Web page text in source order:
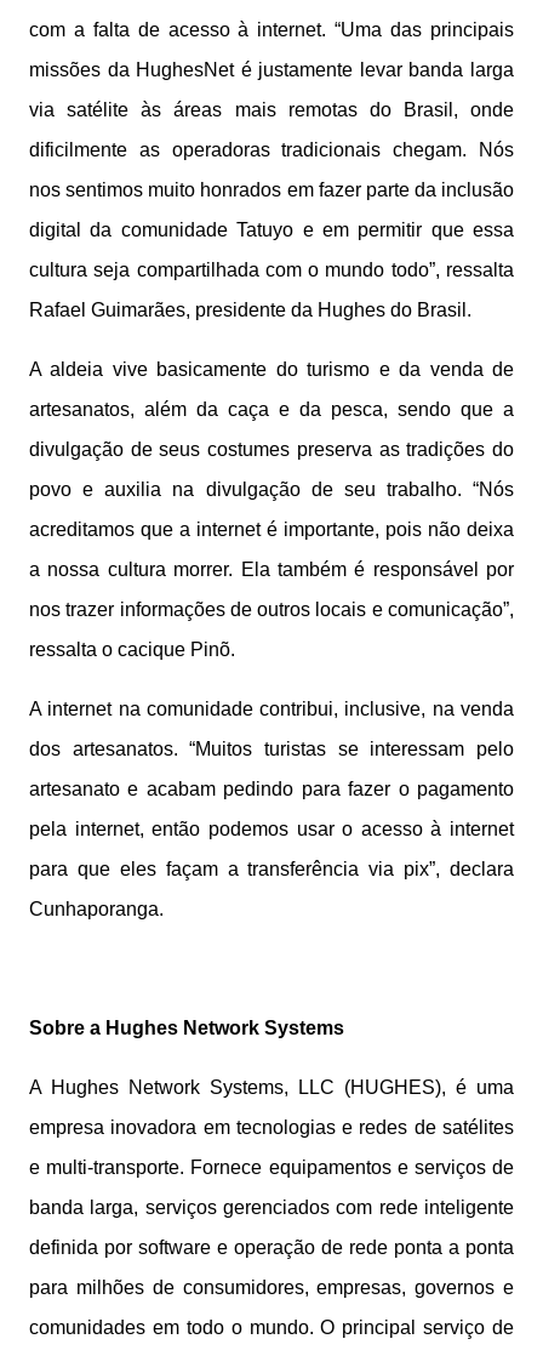
com a falta de acesso à internet. “Uma das principais
missões da HughesNet é justamente levar banda larga
via satélite às áreas mais remotas do Brasil, onde
dificilmente as operadoras tradicionais chegam. Nós
nos sentimos muito honrados em fazer parte da inclusão
digital da comunidade Tatuyo e em permitir que essa
cultura seja compartilhada com o mundo todo”, ressalta
Rafael Guimarães, presidente da Hughes do Brasil.
A aldeia vive basicamente do turismo e da venda de
artesanatos, além da caça e da pesca, sendo que a
divulgação de seus costumes preserva as tradições do
povo e auxilia na divulgação de seu trabalho. “Nós
acreditamos que a internet é importante, pois não deixa
a nossa cultura morrer. Ela também é responsável por
nos trazer informações de outros locais e comunicação”,
ressalta o cacique Pinõ.
A internet na comunidade contribui, inclusive, na venda
dos artesanatos. “Muitos turistas se interessam pelo
artesanato e acabam pedindo para fazer o pagamento
pela internet, então podemos usar o acesso à internet
para que eles façam a transferência via pix”, declara
Cunhaporanga.
Sobre a Hughes Network Systems
A Hughes Network Systems, LLC (HUGHES), é uma
empresa inovadora em tecnologias e redes de satélites
e multi-transporte. Fornece equipamentos e serviços de
banda larga, serviços gerenciados com rede inteligente
definida por software e operação de rede ponta a ponta
para milhões de consumidores, empresas, governos e
comunidades em todo o mundo. O principal serviço de